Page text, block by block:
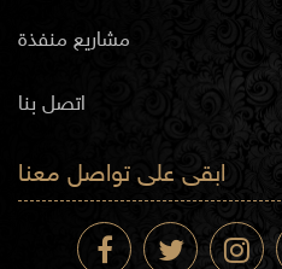
مشاريع منفذة
اتصل بنا
ابقى على تواصل معنا